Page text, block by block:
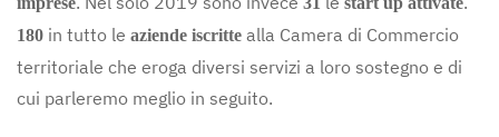
180 in tutto le aziende iscritte alla Camera di Commercio
territoriale che eroga diversi servizi a loro sostegno e di
cui parleremo meglio in seguito.